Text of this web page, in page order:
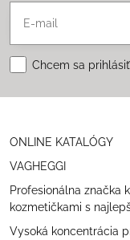
Chcem sa
ONLINE KATALÓGY
VAGHEGGI
Profesionálna značka
kozmetičkami s
Vysoká koncentrácia